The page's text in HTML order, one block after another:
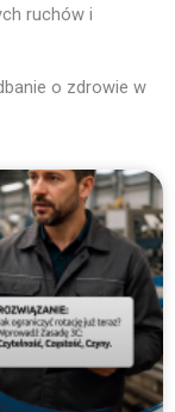
ruchów i
o zdrowie w